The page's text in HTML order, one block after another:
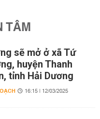
TÂM
sẽ mở ở xã Tứ
huyện Thanh
tỉnh Hải Dương
16:15 | 12/03/2025